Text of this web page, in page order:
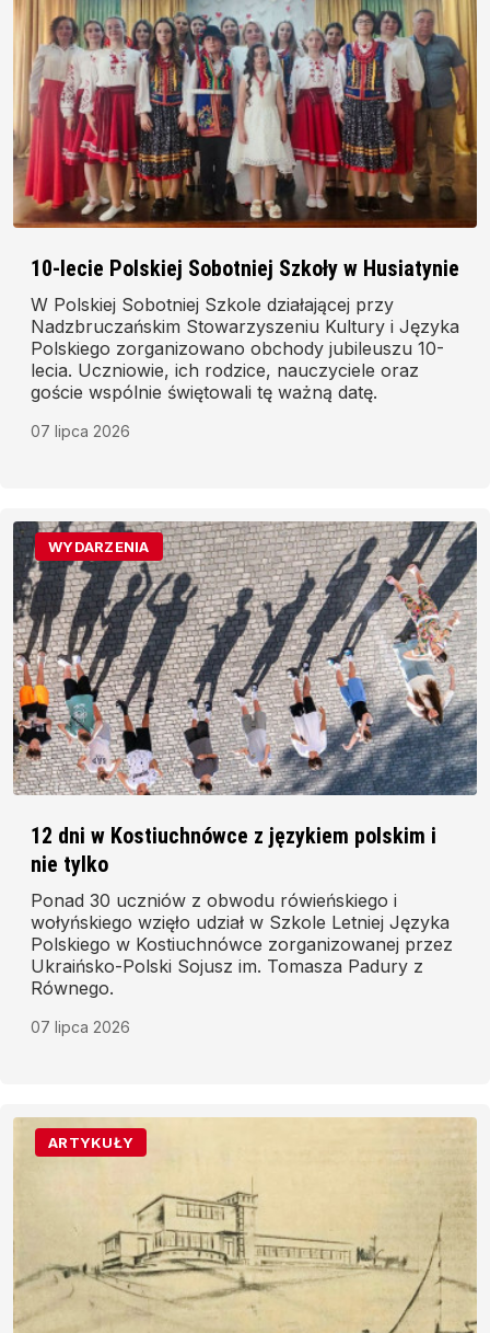
10-lecie Polskiej Sobotniej Szkoły w Husiatynie
W Polskiej Sobotniej Szkole działającej przy
Nadzbruczańskim Stowarzyszeniu Kultury i Języka
Polskiego zorganizowano obchody jubileuszu 10-
lecia. Uczniowie, ich rodzice, nauczyciele oraz
goście wspólnie świętowali tę ważną datę.
07 lipca 2026
WYDARZENIA
12 dni w Kostiuchnówce z językiem polskim i
nie tylko
Ponad 30 uczniów z obwodu rówieńskiego i
wołyńskiego wzięło udział w Szkole Letniej Języka
Polskiego w Kostiuchnówce zorganizowanej przez
Ukraińsko-Polski Sojusz im. Tomasza Padury z
Równego.
07 lipca 2026
ARTYKUŁY